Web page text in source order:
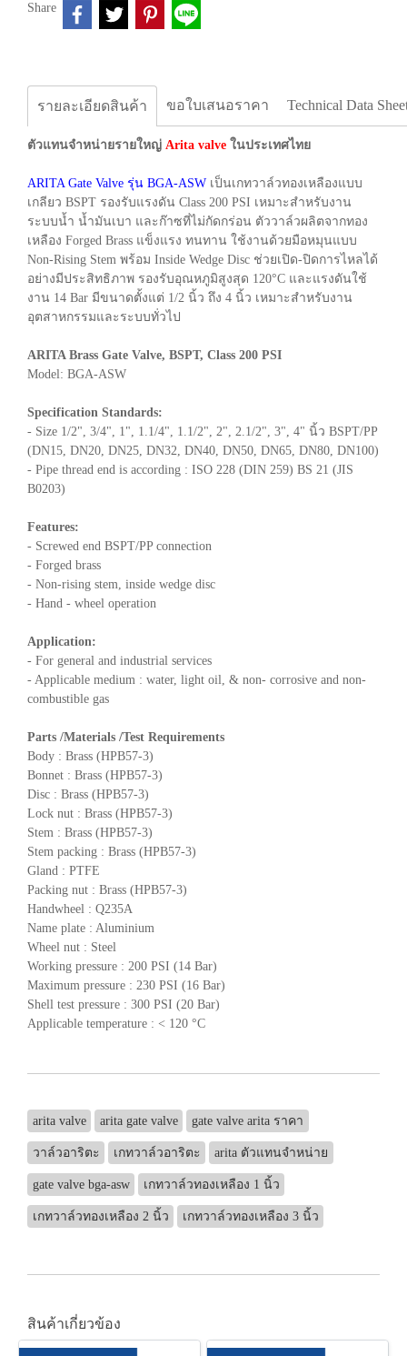
Share
รายละเอียดสินค้า ขอใบเสนอราคา Technical Data
ตัวแทนจำหน่ายรายใหญ่ Arita valve ในประเทศไทย
ARITA Gate Valve รุ่น BGA-ASW เป็นเกทวาล์วทองเหลืองแบบ
เกลียว BSPT รองรับแรงดัน Class 200 PSI เหมาะสำหรับงาน
ระบบน้ำ น้ำมันเบา และก๊าซที่ไม่กัดกร่อน ตัววาล์วผลิตจากทอง
เหลือง Forged Brass แข็งแรง ทนทาน ใช้งานด้วยมือหมุนแบบ
Non-Rising Stem พร้อม Inside Wedge Disc ช่วยเปิด-ปิดการไหลได้
อย่างมีประสิทธิภาพ รองรับอุณหภูมิสูงสุด 120°C และแรงดันใช้
งาน 14 Bar มีขนาดตั้งแต่ 1/2 นิ้ว ถึง 4 นิ้ว เหมาะสำหรับงาน
อุตสาหกรรมและระบบทั่วไป
ARITA Brass Gate Valve, BSPT, Class 200 PSI
Model: BGA-ASW
Specification Standards:
- Size 1/2", 3/4", 1", 1.1/4", 1.1/2", 2", 2.1/2", 3", 4" นิ้ว BSPT/PP
(DN15, DN20, DN25, DN32, DN40, DN50, DN65, DN80, DN100)
- Pipe thread end is according : ISO 228 (DIN 259) BS 21 (JIS
B0203)
Features:
- Screwed end BSPT/PP connection
- Forged brass
- Non-rising stem, inside wedge disc
- Hand - wheel operation
Application:
- For general and industrial services
- Applicable medium : water, light oil, & non- corrosive and non-
combustible gas
Parts /Materials /Test Requirements
Body : Brass (HPB57-3)
Bonnet : Brass (HPB57-3)
Disc : Brass (HPB57-3)
Lock nut : Brass (HPB57-3)
Stem : Brass (HPB57-3)
Stem packing : Brass (HPB57-3)
Gland : PTFE
Packing nut : Brass (HPB57-3)
Handwheel : Q235A
Name plate : Aluminium
Wheel nut : Steel
Working pressure : 200 PSI (14 Bar)
Maximum pressure : 230 PSI (16 Bar)
Shell test pressure : 300 PSI (20 Bar)
Applicable temperature : < 120 °C
arita valve arita gate valve gate valve arita ราคา
วาล์วอาริตะ เกทวาล์วอาริตะ arita ตัวแทนจำหน่าย
gate valve bga-asw เกทวาล์วทองเหลือง 1 นิ้ว
เกทวาล์วทองเหลือง 2 นิ้ว เกทวาล์วทองเหลือง 3 นิ้ว
สินค้าเกี่ยวข้อง